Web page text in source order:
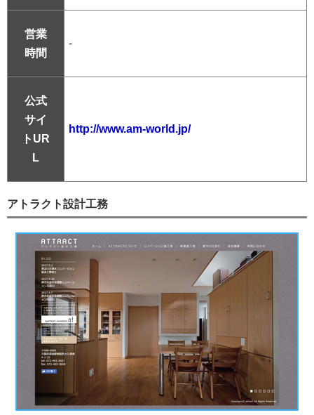
営業
時間
-
公式
サイ
トUR
L
http://www.am-world.jp/
アトラクト設計工務